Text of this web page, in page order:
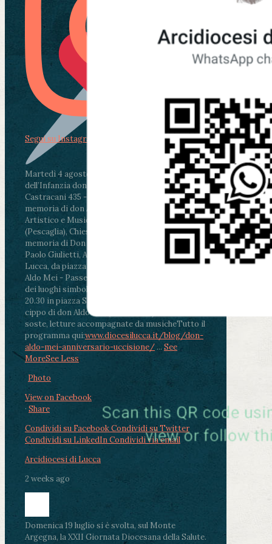
Martedì 4 agosto2026
ore 11:30 - Lucca, Scuola
dell’Infanzia don Aldo Mei - Viale Castruccio
Castracani 435 - Inaugurazione murales in
memoria di don Aldo Mei curato dal Liceo
Artistico e Musicale “Passaglia”
ore 18 - Fiano
(Pescaglia), Chiesa parrocchiale - Messa in
memoria di Don Aldo Mei celebrata da mons.
Paolo Giulietti, Arcivescovo di Lucca
ore 20.30 -
Lucca, da piazza San Michele al Cippo di don
Aldo Mei - Passeggiata della Memoria in alcuni
dei luoghi simbolo della città. Ritrovo alle ore
20.30 in piazza San Michele con conclusione al
cippo di don Aldo Mei (Porta Elisa). Durante le
soste, letture accompagnate da musicheTutto il
programma qui:www.diocesilucca.it/blog/don-
aldo-mei-anniversario-uccisione/... See
MoreSee Less
Photo
View on Facebook
· Share
Condividi su FacebookCondividi su Twitter
Condividi su LinkedInCondividi via email
Arcidiocesi di Lucca
2 weeks ago
Domenica 19 luglio si è svolta, sul Monte
Argegna, la XXII Giornata Diocesana della Salute.
Segui su Instagram